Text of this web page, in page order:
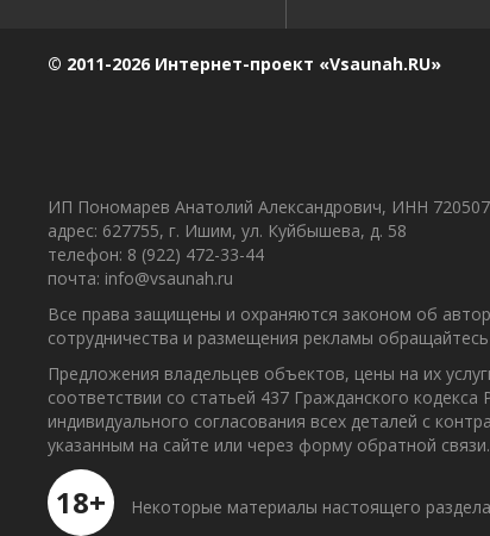
© 2011-2026 Интернет-проект «Vsaunah.RU»
ИП Пономарев Анатолий Александрович, ИНН
адрес: 627755, г. Ишим, ул. Куйбышева, д. 58
телефон: 8 (922) 472-33-44
почта: info@vsaunah.ru
Все права защищены и охраняются законом об
сотрудничества и размещения рекламы
Предложения владельцев объектов, цены на их
соответствии со статьей 437 Гражданского
индивидуального согласования всех деталей с
указанным на сайте или через форму обратной связи.
18+ Некоторые материалы настоящего